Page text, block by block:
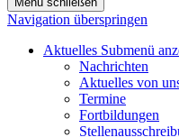
Navigation überspringen
Aktuelles Submenü
Nachrichten
Aktuelles von
Termine
Fortbildungen